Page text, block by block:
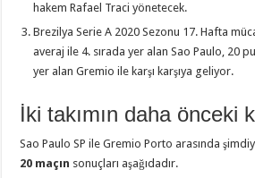
hakem Rafael Traci yönetecek.
Brezilya Serie A 2020 Sezonu 17. Hafta
averaj ile 4. sırada yer alan Sao Paulo, 20
yer alan Gremio ile karşı karşıya geliyor.
İki takımın daha önceki
Sao Paulo SP ile Gremio Porto arasında
20 maçın sonuçları aşağıdadır.